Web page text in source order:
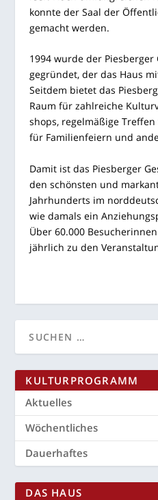
konn­te der Saal der
gemacht werden.
1994 wur­de der Pies­ber­ger
gegrün­det, der das Haus
Seit­dem bie­tet das
Raum für zahl­rei­che
shops, regel­mä­ßi­ge
für Fami­li­en­fei­ern und
Damit ist das Pies­ber­ger
den schöns­ten und
Jahr­hun­derts im
wie damals ein
Über 60.000
jähr­lich zu den
KUL­TUR­PRO­GRAMM
Aktu­el­les
Wöchent­li­ches
Dau­er­haf­tes
DAS HAUS